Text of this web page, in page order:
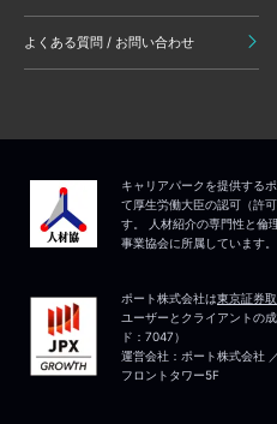
よくある質問 / お問い合わせ